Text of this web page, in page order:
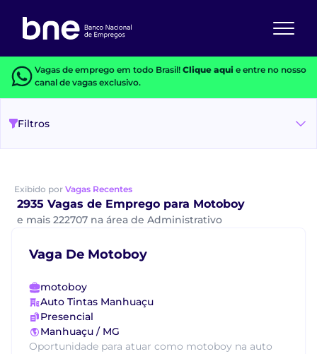
Vagas de emprego em todo Brasil! Clique aquie entre no nosso
canal de vagas exclusivo.
Filtros
Exibido por Vagas Recentes
2935 Vagas de Emprego para Motoboy
e mais 222707 na área de Administrativo
Vaga De Motoboy
motoboy
Auto Tintas Manhuaçu
Presencial
Manhuaçu / MG
Oportunidade para atuar como motoboy na auto